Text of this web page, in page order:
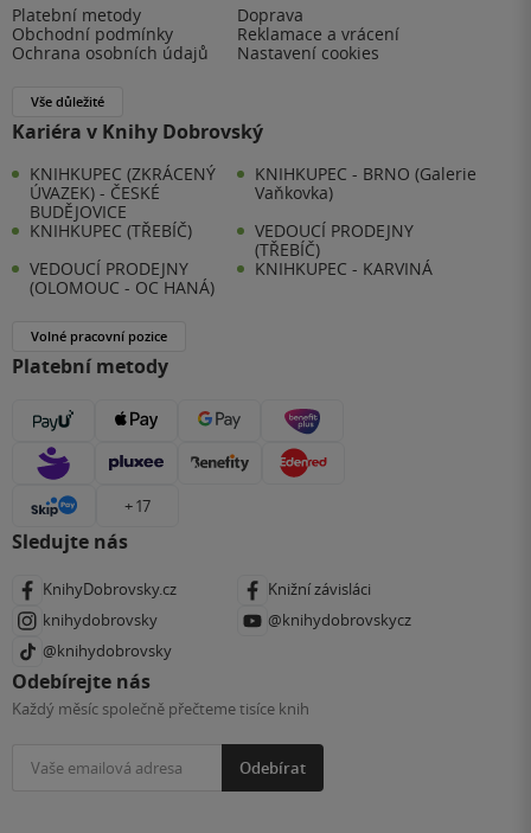
Platební metody
Doprava
Obchodní podmínky
Reklamace a vrácení
Ochrana osobních údajů
Nastavení cookies
Vše důležité
Kariéra v Knihy Dobrovský
KNIHKUPEC (ZKRÁCENÝ
ÚVAZEK) - ČESKÉ
BUDĚJOVICE
KNIHKUPEC - BRNO (Galerie
Vaňkovka)
KNIHKUPEC (TŘEBÍČ)
VEDOUCÍ PRODEJNY
(TŘEBÍČ)
VEDOUCÍ PRODEJNY
(OLOMOUC - OC HANÁ)
KNIHKUPEC - KARVINÁ
Volné pracovní pozice
Platební metody
+ 17
Sledujte nás
KnihyDobrovsky.cz
Knižní závisláci
knihydobrovsky
@knihydobrovskycz
@knihydobrovsky
Odebírejte nás
Každý měsíc společně přečteme tisíce knih
Odebírat